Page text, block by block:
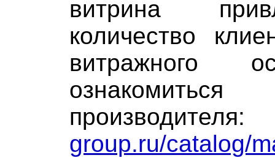
витрина
количество
витражного
group.ru/catalog/